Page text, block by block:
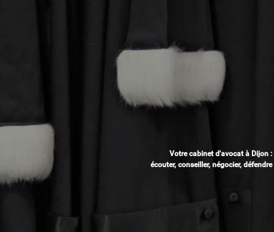
Votre cabinet d'avocat à Dijon :
écouter, conseiller, négocier, défendre